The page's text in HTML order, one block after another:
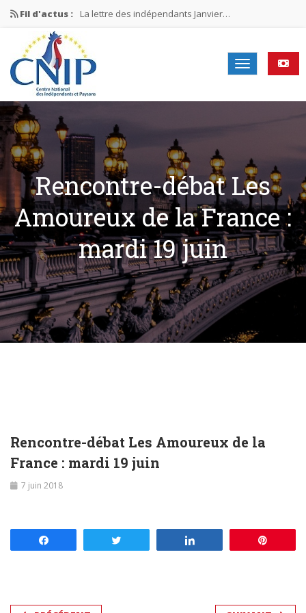
Fil d'actus : La lettre des indépendants Janvier…
La lettre des indépendants Novembre…
La lettre des indépendants Juin…
Mission nationale ÉLECTIONS MUNICIPALES 2026
La lettre des indépendants N°2-2026
Rencontre-débat Les
Amoureux de la France :
mardi 19 juin
Rencontre-débat Les Amoureux de la
France : mardi 19 juin
7 juin 2018